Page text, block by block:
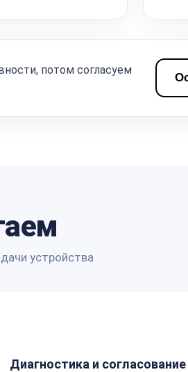
потом согласуем
устройства
Диагностика и согласование